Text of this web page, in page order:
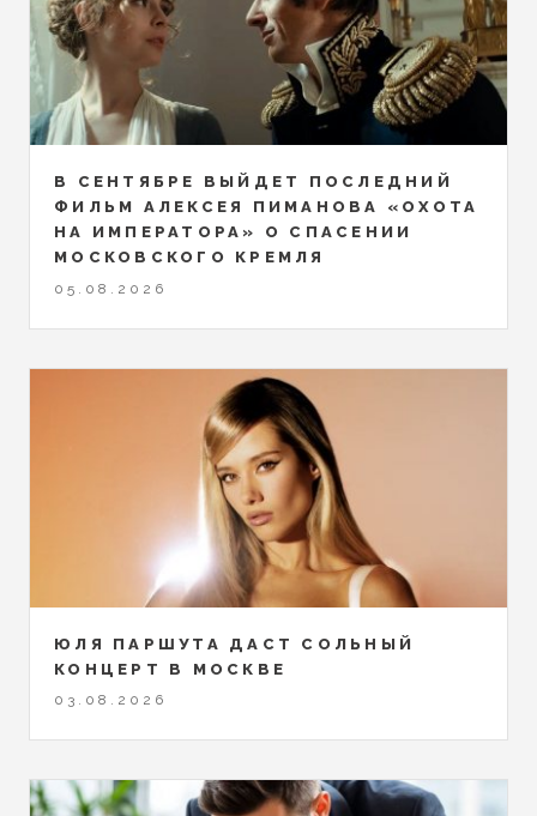
В СЕНТЯБРЕ ВЫЙДЕТ ПОСЛЕДНИЙ
ФИЛЬМ АЛЕКСЕЯ ПИМАНОВА «ОХОТА
НА ИМПЕРАТОРА» О СПАСЕНИИ
МОСКОВСКОГО КРЕМЛЯ
05.08.2026
ЮЛЯ ПАРШУТА ДАСТ СОЛЬНЫЙ
КОНЦЕРТ В МОСКВЕ
03.08.2026